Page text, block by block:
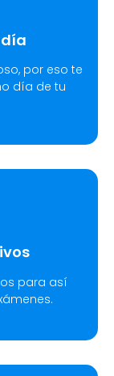
por eso te
día de tu
para así